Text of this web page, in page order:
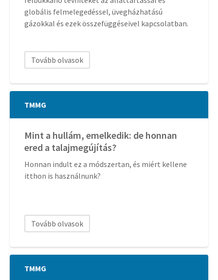
globális felmelegedéssel, üvegházhatású
gázokkal és ezek összefüggéseivel kapcsolatban.
Tovább olvasok
TMMG
Mint a hullám, emelkedik: de honnan
ered a talajmegújítás?
Honnan indult ez a módszertan, és miért kellene
itthon is használnunk?
Tovább olvasok
TMMG